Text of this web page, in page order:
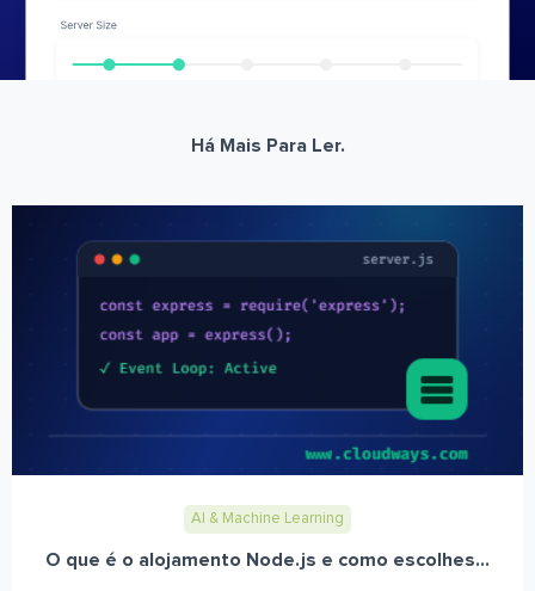
Há Mais Para Ler.
AI & Machine Learning
O que é o alojamento Node.js e como escolhes...